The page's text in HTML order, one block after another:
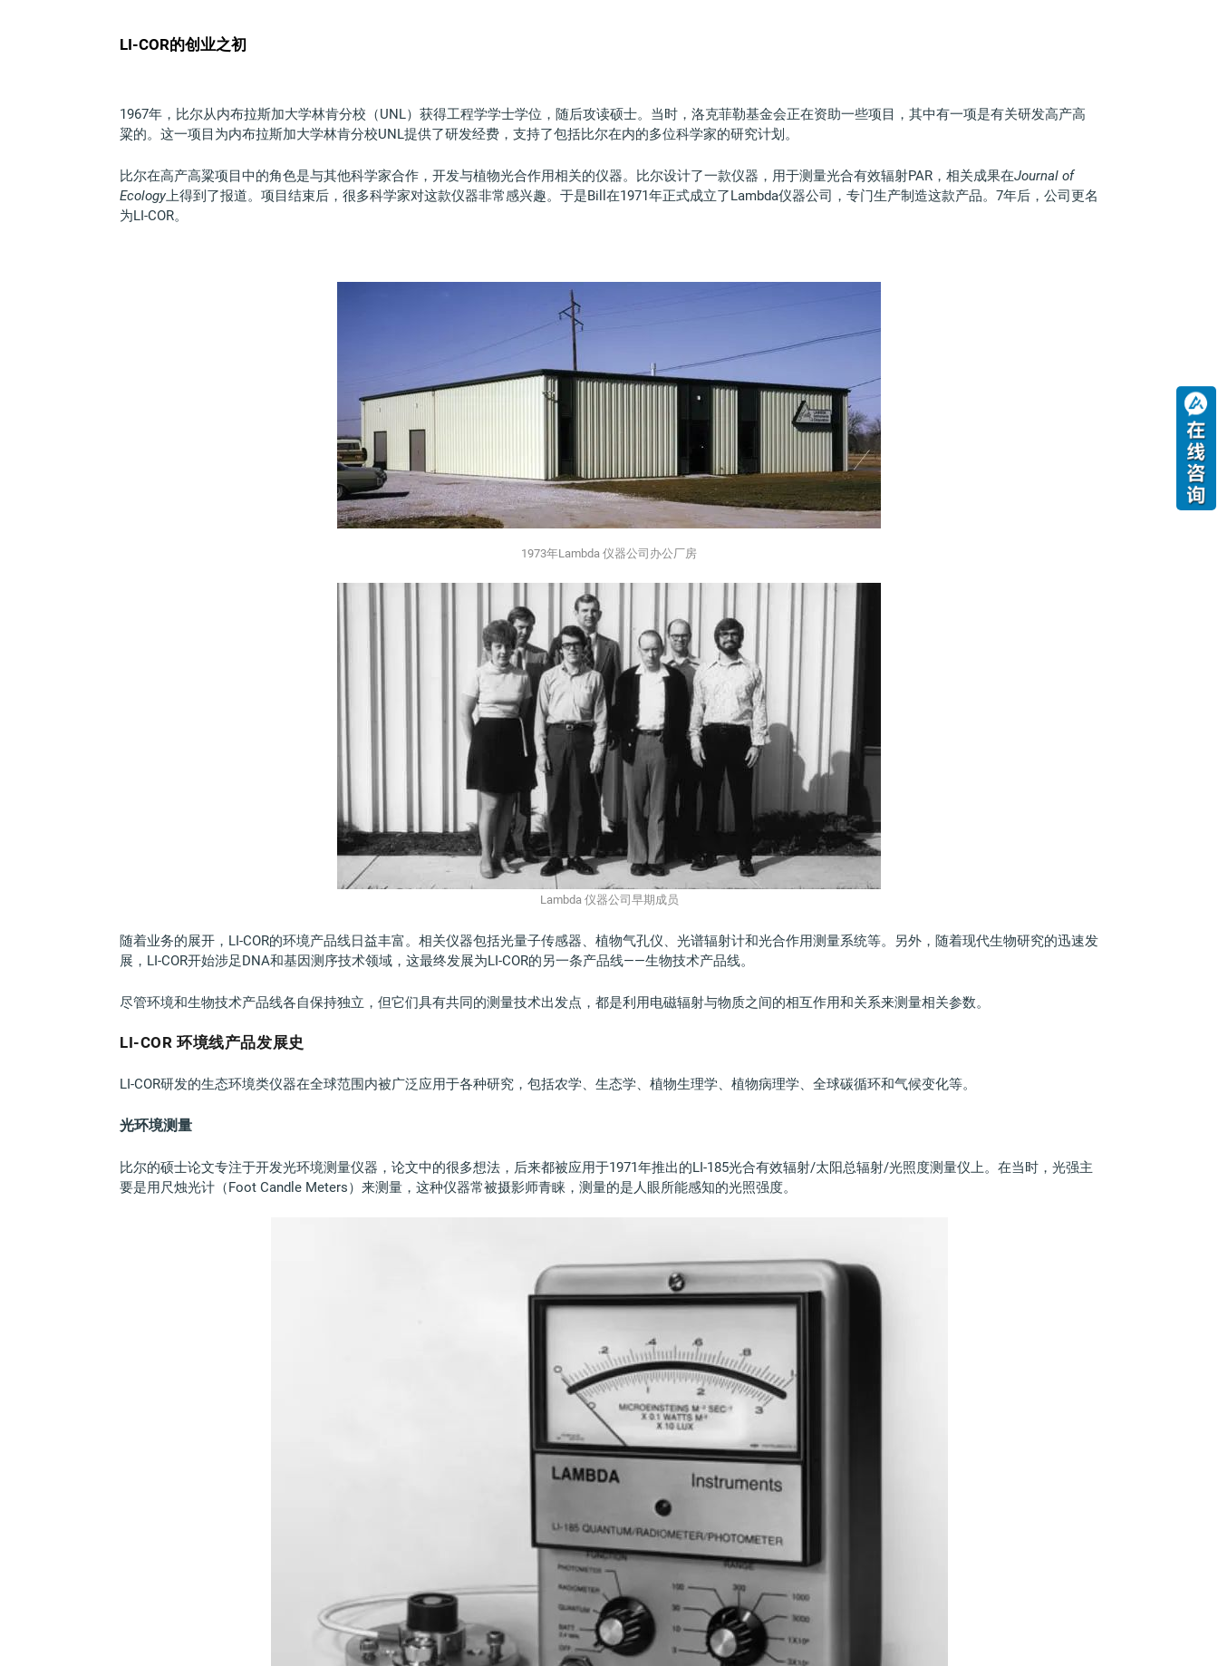
LI-COR的创业之初
1967年，比尔从内布拉斯加大学林肯分校（UNL）获得工程学学士学位，随后攻读硕士。当时，洛克菲勒基金会正在资助一些项目，其中有一项是有关研发高产高
粱的。这一项目为内布拉斯加大学林肯分校UNL提供了研发经费，支持了包括比尔在内的多位科学家的研究计划。
比尔在高产高粱项目中的角色是与其他科学家合作，开发与植物光合作用相关的仪器。比尔设计了一款仪器，用于测量光合有效辐射PAR，相关成果在Journal of
Ecology上得到了报道。项目结束后，很多科学家对这款仪器非常感兴趣。于是Bill在1971年正式成立了Lambda仪器公司，专门生产制造这款产品。7年后，公司更名
为LI-COR。
1973年Lambda 仪器公司办公厂房
Lambda 仪器公司早期成员
随着业务的展开，LI-COR的环境产品线日益丰富。相关仪器包括光量子传感器、植物气孔仪、光谱辐射计和光合作用测量系统等。另外，随着现代生物研究的迅速发
展，LI-COR开始涉足DNA和基因测序技术领域，这最终发展为LI-COR的另一条产品线——生物技术产品线。
尽管环境和生物技术产品线各自保持独立，但它们具有共同的测量技术出发点，都是利用电磁辐射与物质之间的相互作用和关系来测量相关参数。
LI-COR 环境线产品发展史
LI-COR研发的生态环境类仪器在全球范围内被广泛应用于各种研究，包括农学、生态学、植物生理学、植物病理学、全球碳循环和气候变化等。
光环境测量
比尔的硕士论文专注于开发光环境测量仪器，论文中的很多想法，后来都被应用于1971年推出的LI-185光合有效辐射/太阳总辐射/光照度测量仪上。在当时，光强主
要是用尺烛光计（Foot Candle Meters）来测量，这种仪器常被摄影师青睐，测量的是人眼所能感知的光照强度。